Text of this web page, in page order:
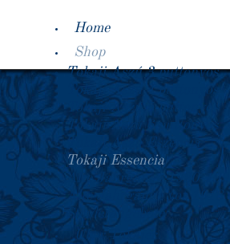
Home
Shop
Tokaji Aszú 3 puttonyos
Tokaji Aszú 4 puttonyos
Tokaji Aszú 5 puttonyos
Tokaji Aszú 6 puttonyos
Tokaji Aszú Eszencia
Tokaji Essencia
Alte Jahrgänge 1920-1990
Alte Jahrgänge vor 1918
Sonderangebote
Über Tokajer